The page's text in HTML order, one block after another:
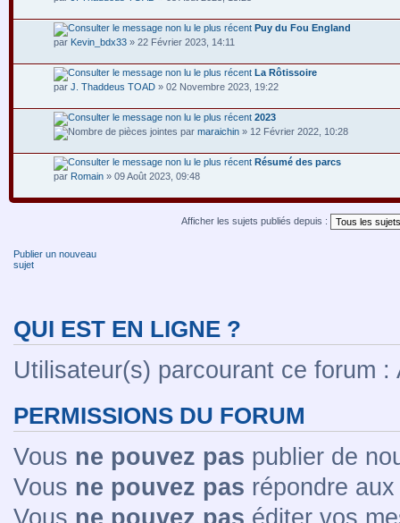
Puy du Fou England
par Kevin_bdx33 » 22 Février 2023, 14:11
La Rôtissoire
par J. Thaddeus TOAD » 02 Novembre 2023, 19:22
2023
par maraichin » 12 Février 2022, 10:28
Résumé des parcs
par Romain » 09 Août 2023, 09:48
Afficher les sujets publiés depuis :
Publier un nouveau
sujet
QUI EST EN LIGNE ?
Utilisateur(s) parcourant ce forum
PERMISSIONS DU FORUM
Vous ne pouvez pas publier de
Vous ne pouvez pas répondre